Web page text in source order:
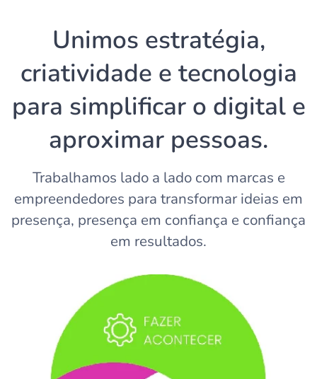
Unimos estratégia,
criatividade e tecnologia
para simplificar o digital e
aproximar pessoas.
Trabalhamos lado a lado com marcas e
empreendedores para transformar ideias em
presença, presença em confiança e confiança
em resultados.